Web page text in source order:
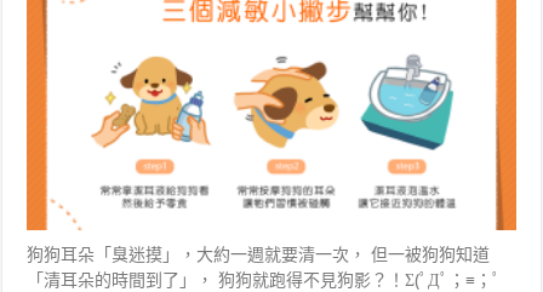
狗狗耳朵「臭迷摸」，大約一週就要清一次， 但一被狗狗知道
「清耳朵的時間到了」， 狗狗就跑得不見狗影？！Σ(ﾟДﾟ；≡；ﾟ